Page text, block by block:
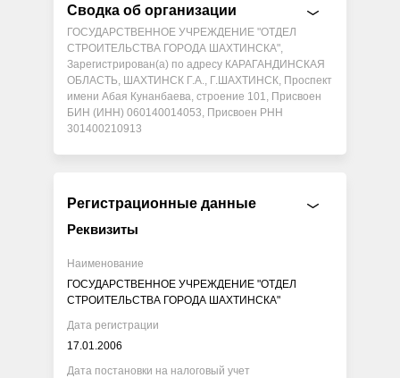
Сводка об организации
ГОСУДАРСТВЕННОЕ УЧРЕЖДЕНИЕ "ОТДЕЛ
СТРОИТЕЛЬСТВА ГОРОДА ШАХТИНСКА",
Зарегистрирован(а) по адресу КАРАГАНДИНСКАЯ
ОБЛАСТЬ, ШАХТИНСК Г.А., Г.ШАХТИНСК, Проспект
имени Абая Кунанбаева, строение 101, Присвоен
БИН (ИНН) 060140014053, Присвоен РНН
301400210913
Регистрационные данные
Реквизиты
Наименование
ГОСУДАРСТВЕННОЕ УЧРЕЖДЕНИЕ "ОТДЕЛ
СТРОИТЕЛЬСТВА ГОРОДА ШАХТИНСКА"
Дата регистрации
17.01.2006
Дата постановки на налоговый учет